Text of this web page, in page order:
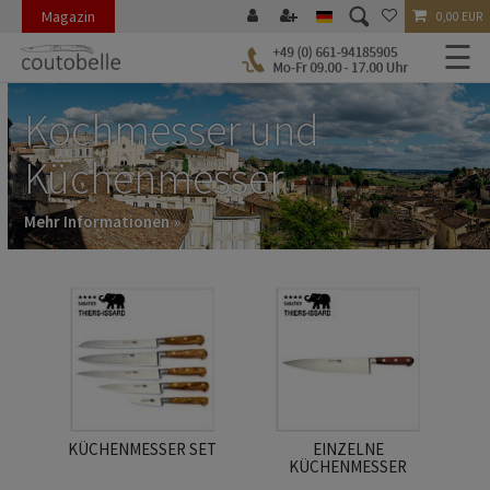
Magazin 0,00 EUR
☰
Kochmesser und
Küchenmesser
Mehr Informationen »
KÜCHENMESSER SET
EINZELNE
KÜCHENMESSER